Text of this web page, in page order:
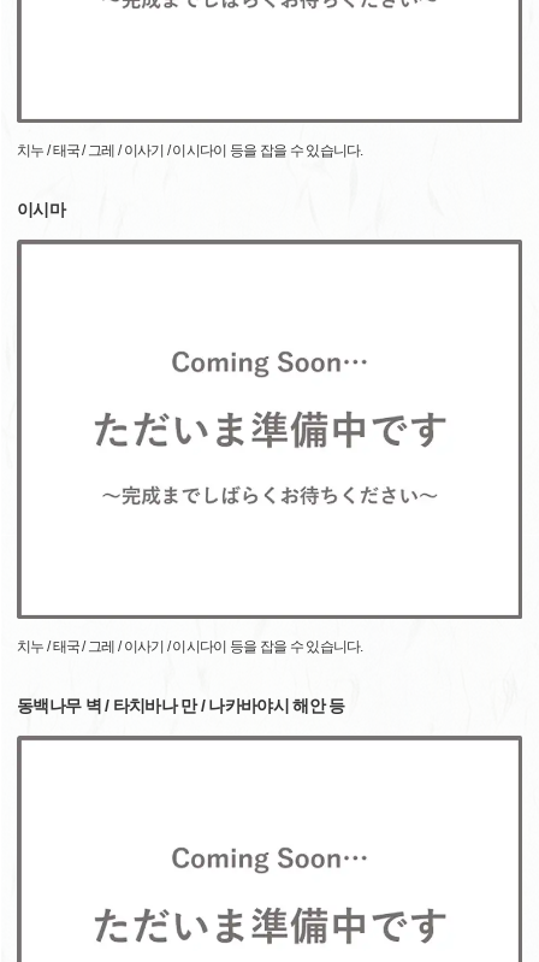
치누 / 태국 / 그레 / 이사기 / 이시다이 등을 잡을 수 있습니다.
이시마
치누 / 태국 / 그레 / 이사기 / 이시다이 등을 잡을 수 있습니다.
동백나무 벽 / 타치바나 만 / 나카바야시 해안 등